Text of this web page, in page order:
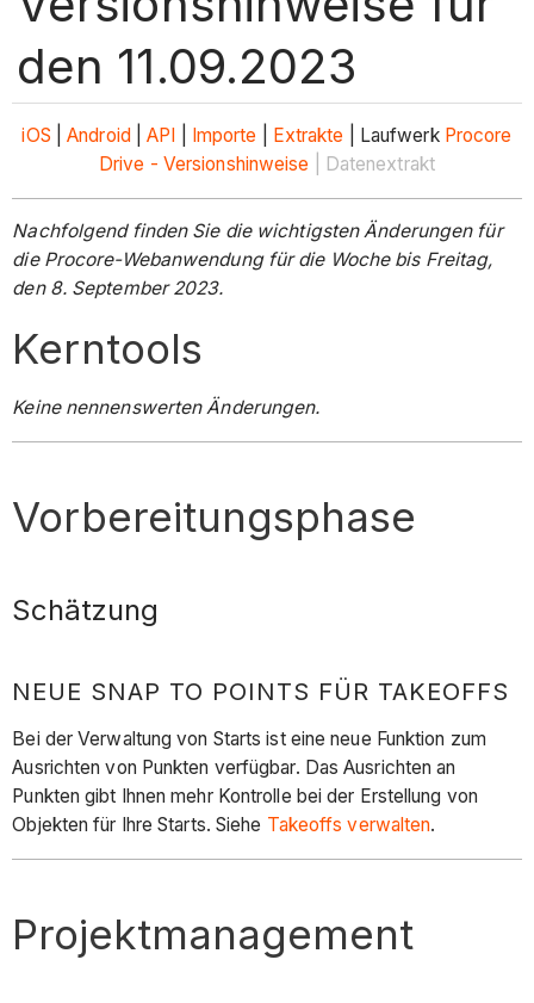
den 11.09.2023
iOS |Android |API Importe Extrakte | Laufwerk Procore
Drive - Versionshinweise
| Datenextrakt
Nachfolgend finden Sie die wichtigsten Änderungen für
die Procore-Webanwendung für die Woche bis Freitag,
den 8. September 2023.
Kerntools
Keine nennenswerten Änderungen.
Vorbereitungsphase
Schätzung
NEUE SNAP TO POINTS FÜR TAKEOFFS
Bei der Verwaltung von Starts ist eine neue Funktion zum
Ausrichten von Punkten verfügbar. Das Ausrichten an
Punkten gibt Ihnen mehr Kontrolle bei der Erstellung von
Objekten für Ihre Starts. Siehe Takeoffs verwalten.
Projektmanagement